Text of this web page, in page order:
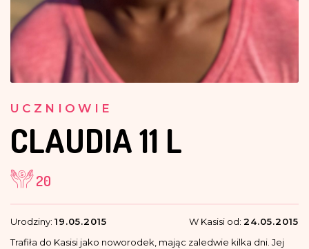
UCZNIOWIE
CLAUDIA11 L
20
Urodziny: 19.05.2015 W Kasisi od: 24.05.2015
Trafiła do Kasisi jako noworodek, mając zaledwie kilka dni. Jej